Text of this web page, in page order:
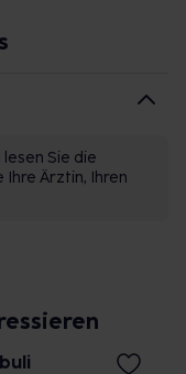
Sie die
Ärztin, Ihren